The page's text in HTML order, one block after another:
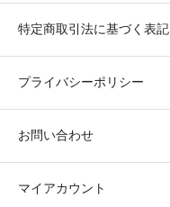
特定商取引法に基づく表記
プライバシーポリシー
お問い合わせ
マイアカウント